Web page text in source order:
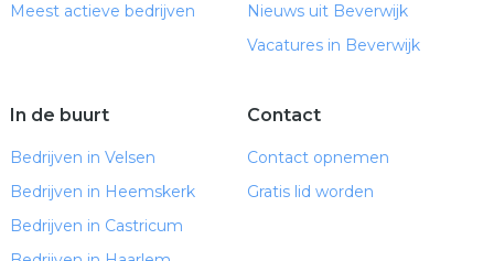
Meest actieve bedrijven
Nieuws uit Beverwijk
Vacatures in Beverwijk
In de buurt
Bedrijven in Velsen
Bedrijven in Heemskerk
Bedrijven in Castricum
Contact
Contact opnemen
Gratis lid worden